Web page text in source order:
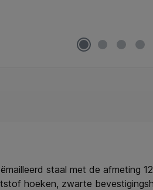
staal met de afmeting
hoeken, zwarte